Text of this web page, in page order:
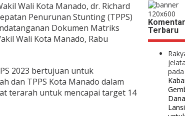
Wali Kota Manado, dr. Richard
Penurunan Stunting (TPPS)
Dokumen Matriks
Wali Kota Manado, Rabu
2023 bertujuan untuk
dan TPPS Kota Manado dalam
terarah untuk mencapai target 14
Komentar
Terbaru
jelata
pada
Dana